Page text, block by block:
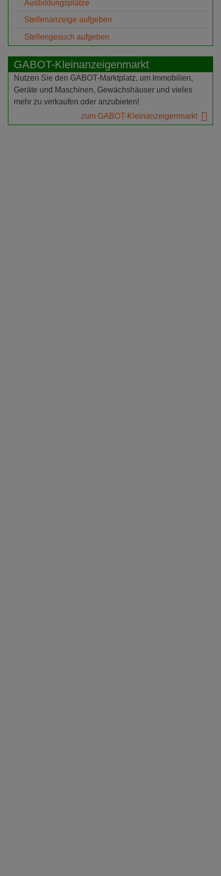
Ausbildungsplätze
Stellenanzeige aufgeben
Stellengesuch aufgeben
GABOT-Kleinanzeigenmarkt
Nutzen Sie den GABOT-Marktplatz, um Immobilien,
Geräte und Maschinen, Gewächshäuser und vieles
mehr zu verkaufen oder anzubieten!
zum GABOT-Kleinanzeigenmarkt